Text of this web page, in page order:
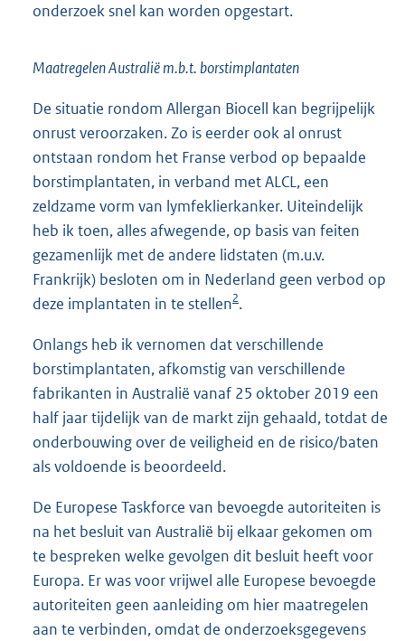
onderzoek snel kan worden opgestart.
Maatregelen Australië m.b.t. borstimplantaten
De situatie rondom Allergan Biocell kan begrijpelijk
onrust veroorzaken. Zo is eerder ook al onrust
ontstaan rondom het Franse verbod op bepaalde
borstimplantaten, in verband met ALCL, een
zeldzame vorm van lymfeklierkanker. Uiteindelijk
heb ik toen, alles afwegende, op basis van feiten
gezamenlijk met de andere lidstaten (m.u.v.
Frankrijk) besloten om in Nederland geen verbod op
deze implantaten in te stellen2.
Onlangs heb ik vernomen dat verschillende
borstimplantaten, afkomstig van verschillende
fabrikanten in Australië vanaf 25 oktober 2019 een
half jaar tijdelijk van de markt zijn gehaald, totdat de
onderbouwing over de veiligheid en de risico/baten
als voldoende is beoordeeld.
De Europese Taskforce van bevoegde autoriteiten is
na het besluit van Australië bij elkaar gekomen om
te bespreken welke gevolgen dit besluit heeft voor
Europa. Er was voor vrijwel alle Europese bevoegde
autoriteiten geen aanleiding om hier maatregelen
aan te verbinden, omdat de onderzoeksgegevens